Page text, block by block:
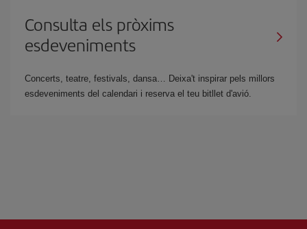
Consulta els pròxims
esdeveniments
Concerts, teatre, festivals, dansa… Deixa't inspirar pels millors
esdeveniments del calendari i reserva el teu bitllet d'avió.